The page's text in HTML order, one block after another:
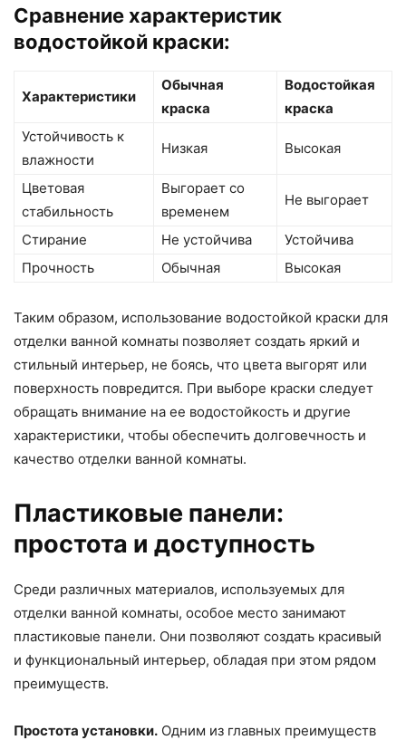
Сравнение характеристик
водостойкой краски:
Характеристики
Обычная
краска
Водостойкая
краска
Устойчивость к
влажности
Низкая Высокая
Цветовая
стабильность
Выгорает со
временем
Не выгорает
Стирание Не устойчива
Устойчива
Прочность
Обычная Высокая
Таким образом, использование водостойкой краски для
отделки ванной комнаты позволяет создать яркий и
стильный интерьер, не боясь, что цвета выгорят или
поверхность повредится. При выборе краски следует
обращать внимание на ее водостойкость и другие
характеристики, чтобы обеспечить долговечность и
качество отделки ванной комнаты.
Пластиковые панели:
простота и доступность
Среди различных материалов, используемых для
отделки ванной комнаты, особое место занимают
пластиковые панели. Они позволяют создать красивый
и функциональный интерьер, обладая при этом рядом
преимуществ.
Простота установки. Одним из главных преимуществ